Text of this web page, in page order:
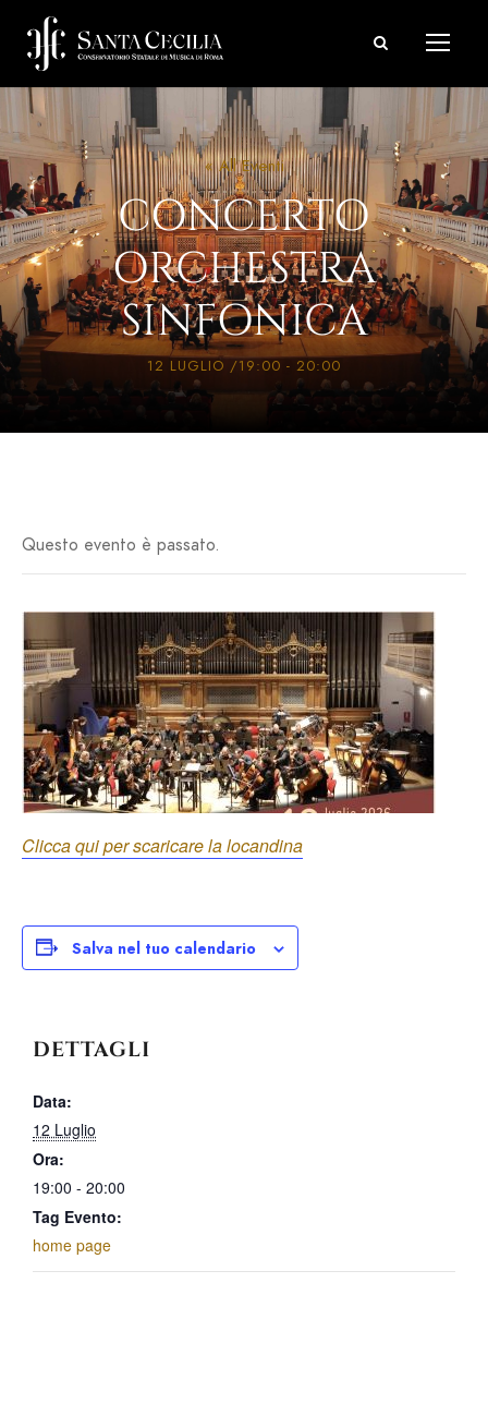
« All Eventi
CONCERTO
ORCHESTRA
SINFONICA
12 LUGLIO /19:00 - 20:00
Questo evento è passato.
Clicca qui per scaricare la locandina
Salva nel tuo calendario
DETTAGLI
Data:
12 Luglio
Ora:
19:00 - 20:00
Tag Evento:
home page